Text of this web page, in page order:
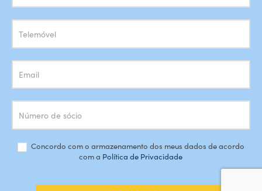
Newsletter
Concordo com o armazenamento dos meus dados de acordo
com a Política de Privacidade